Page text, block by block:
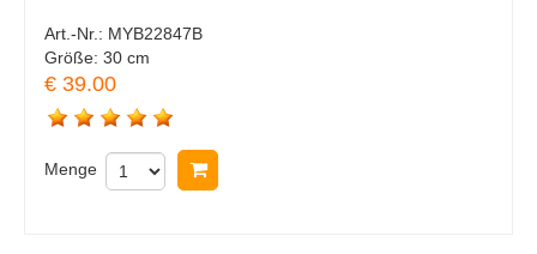
Art.-Nr.: MYB22847B
Größe: 30 cm
€ 39.00
Menge